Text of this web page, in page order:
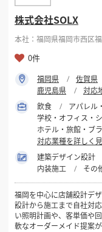
店舗を出すというのは、
会社ではなく、開業のパ
「まだ物件も決まってい
う段階のご相談こそ、い
くりましょう。
株式会社エムトラスト
■ YouTube・SNSのご案内
代表がYouTube「内装工
スをなくすことをテーマ
た完全解説動画のほか、
事例なども公開していま
もぜひご覧ください。
千葉県/店舗内装/ローコ
ラスト/商叶空間建築
低予算/低価格/高品質/店
株式会社SOLX
本社：福岡県福岡市西区
0件
福岡県 佐賀県
鹿児島県
対応
飲食
アパレル
学校・オフィス・
ホテル・旅館・ブ
対応業種を詳しく
建築デザイン設計
内装施工
その
福岡を中心に店舗設計デ
設計から施工まで自社対
い照明計画や、客単価や
軟なオーダーメイド提案が